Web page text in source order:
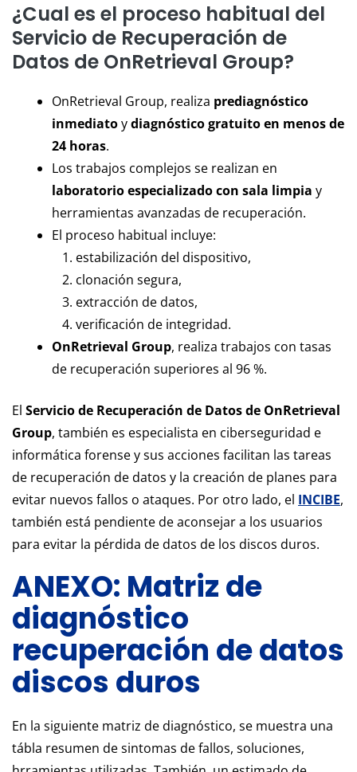
¿Cual es el proceso habitual del
Servicio de Recuperación de
Datos de OnRetrieval Group?
OnRetrieval Group, realiza prediagnóstico
inmediatoydiagnóstico gratuito en menos de
24 horas.
Los trabajos complejos se realizan en
laboratorio especializado con sala limpia y
herramientas avanzadas de recuperación.
El proceso habitual incluye:
estabilización del dispositivo,
clonación segura,
extracción de datos,
verificación de integridad.
OnRetrieval Group, realiza trabajos con tasas
de recuperación superiores al 96 %.
El Servicio de Recuperación de Datos de OnRetrieval
Group, también es especialista en ciberseguridad e
informática forense y sus acciones facilitan las tareas
de recuperación de datos y la creación de planes para
evitar nuevos fallos o ataques. Por otro lado, el INCIBE,
también está pendiente de aconsejar a los usuarios
para evitar la pérdida de datos de los discos duros.
ANEXO: Matriz de
diagnóstico
recuperación de datos
discos duros
En la siguiente matriz de diagnóstico, se muestra una
tábla resumen de sintomas de fallos, soluciones,